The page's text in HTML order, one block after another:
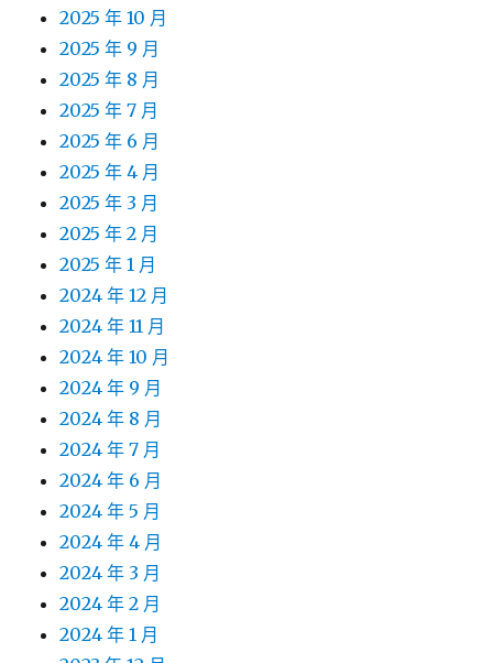
2025 年 10 月
2025 年 9 月
2025 年 8 月
2025 年 7 月
2025 年 6 月
2025 年 4 月
2025 年 3 月
2025 年 2 月
2025 年 1 月
2024 年 12 月
2024 年 11 月
2024 年 10 月
2024 年 9 月
2024 年 8 月
2024 年 7 月
2024 年 6 月
2024 年 5 月
2024 年 4 月
2024 年 3 月
2024 年 2 月
2024 年 1 月